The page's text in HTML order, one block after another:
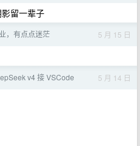
留一辈子
，有点点迷茫 5 月 15 日
v4 接 VSCode 5 月 14 日